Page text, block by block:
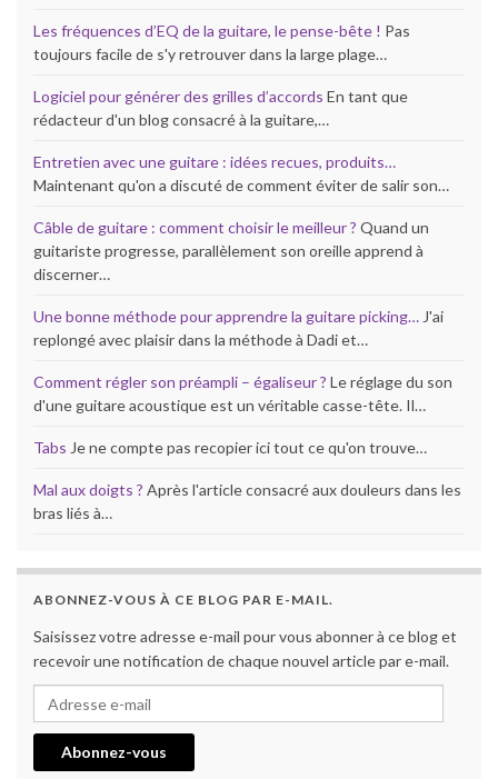
Les fréquences d’EQ de la guitare, le pense-bête ! Pas
toujours facile de s'y retrouver dans la large plage…
Logiciel pour générer des grilles d’accords En tant que
rédacteur d'un blog consacré à la guitare,…
Entretien avec une guitare : idées recues, produits…
Maintenant qu'on a discuté de comment éviter de salir son…
Câble de guitare : comment choisir le meilleur ? Quand un
guitariste progresse, parallèlement son oreille apprend à
discerner…
Une bonne méthode pour apprendre la guitare picking… J'ai
replongé avec plaisir dans la méthode à Dadi et…
Comment régler son préampli – égaliseur ? Le réglage du son
d'une guitare acoustique est un véritable casse-tête. Il…
Tabs Je ne compte pas recopier ici tout ce qu'on trouve…
Mal aux doigts ? Après l'article consacré aux douleurs dans les
bras liés à…
ABONNEZ-VOUS À CE BLOG PAR E-MAIL.
Saisissez votre adresse e-mail pour vous abonner à ce blog et
recevoir une notification de chaque nouvel article par e-mail.
Adresse e-mail
Abonnez-vous